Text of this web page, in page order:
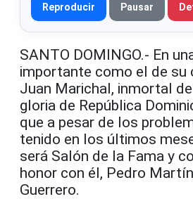
Reproducir Pausar
SANTO DOMINGO.- En
importante como el de su
Juan Marichal, inmortal
gloria de República
que a pesar de los
tenido en los últimos
será Salón de la Fama y
honor con él, Pedro
Guerrero.